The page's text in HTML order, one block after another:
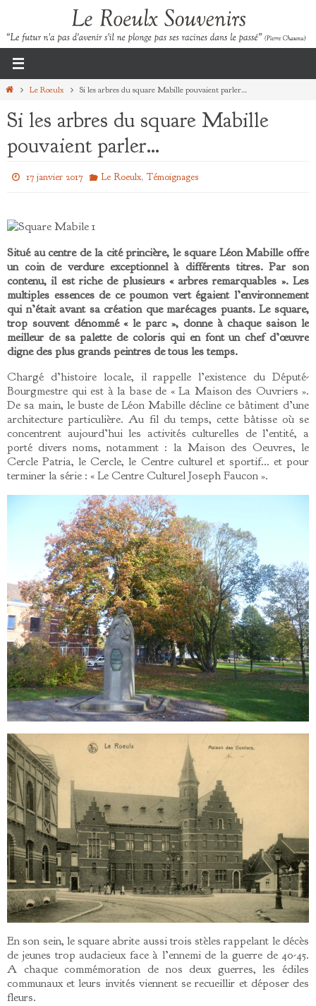
contenu
HomeLe Roeulx Si les arbres du square Mabille pouvaient parler…
Si les arbres du square Mabille
pouvaient parler…
17 janvier 2017 Le Roeulx,Témoignages
Situé au centre de la cité princière, le square Léon Mabille offre
un coin de verdure exceptionnel à différents titres. Par son
contenu, il est riche de plusieurs « arbres remarquables ». Les
multiples essences de ce poumon vert égaient l’environnement
qui n’était avant sa création que marécages puants. Le square,
trop souvent dénommé « le parc », donne à chaque saison le
meilleur de sa palette de coloris qui en font un chef d’œuvre
digne des plus grands peintres de tous les temps.
Chargé d’histoire locale, il rappelle l’existence du Député-
Bourgmestre qui est à la base de « La Maison des Ouvriers ».
De sa main, le buste de Léon Mabille décline ce bâtiment d’une
architecture particulière. Au fil du temps, cette bâtisse où se
concentrent aujourd’hui les activités culturelles de l’entité, a
porté divers noms, notamment : la Maison des Oeuvres, le
Cercle Patria, le Cercle, le Centre culturel et sportif… et pour
terminer la série : « Le Centre Culturel Joseph Faucon ».
En son sein, le square abrite aussi trois stèles rappelant le décès
de jeunes trop audacieux face à l’ennemi de la guerre de 40-45.
A chaque commémoration de nos deux guerres, les édiles
communaux et leurs invités viennent se recueillir et déposer des
fleurs.